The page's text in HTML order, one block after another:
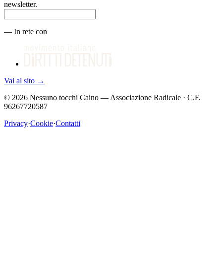
newsletter.
— In rete con
Vai al sito →
© 2026 Nessuno tocchi Caino — Associazione Radicale · C.F.
96267720587
Privacy·Cookie·Contatti